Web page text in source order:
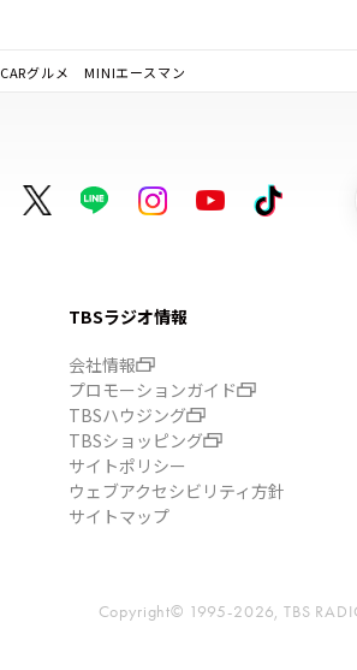
グルメ MINIエースマン
TBSラジオ情報
会社情報
プロモーションガイド
TBSハウジング
TBSショッピング
サイトポリシー
ウェブアクセシビリティ方針
サイトマップ
Copyright© 1995-2026, TBS